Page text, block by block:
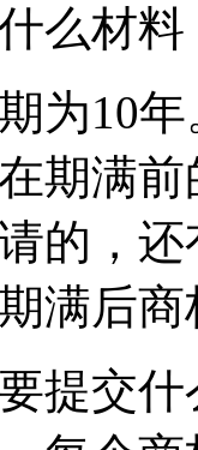
么材
为10
期满
的，
满后
提交